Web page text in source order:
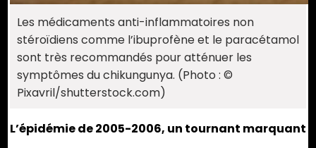
Les médicaments anti-inflammatoires non
stéroïdiens comme l’ibuprofène et le paracétamol
sont très recommandés pour atténuer les
symptômes du chikungunya. (Photo : ©
Pixavril/shutterstock.com)
L’épidémie de 2005-2006, un tournant marquant